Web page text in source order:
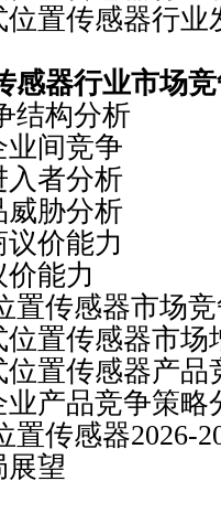
置传感器行业
感器行业市场
构分析
竞争
分析
分析
能力
能力
传感器市场竞
感器市场增
感器产品竞
品竞争策略
传感器2026-
展望